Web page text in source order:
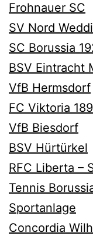
Frohnauer SC
SV Nord
SC Borussia
BSV Eintracht
VfB Hermsdorf
FC Viktoria
VfB Biesdorf
BSV Hürtürkel
RFC Liberta –
Tennis
Sportanlage
Concordia